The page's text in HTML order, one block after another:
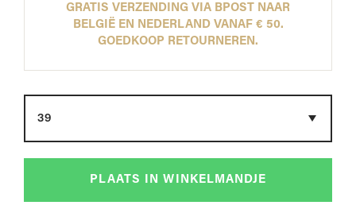
GRATIS VERZENDING VIA BPOST NAAR
BELGIË EN NEDERLAND VANAF € 50.
GOEDKOOP RETOURNEREN.
PLAATS IN WINKELMANDJE